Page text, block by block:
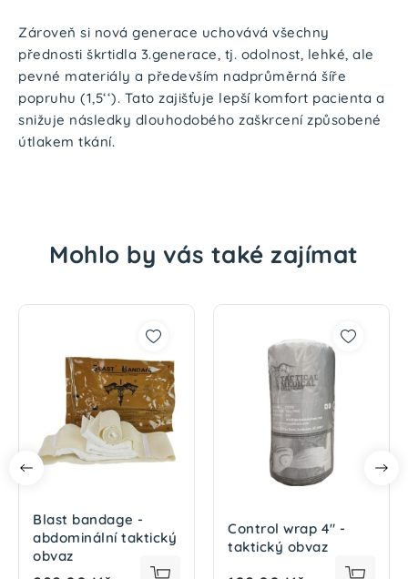
Zároveň si nová generace uchovává všechny
přednosti škrtidla 3.generace, tj. odolnost, lehké, ale
pevné materiály a především nadprůměrná šíře
popruhu (1,5‘‘). Tato zajišťuje lepší komfort pacienta a
snižuje následky dlouhodobého zaškrcení způsobené
útlakem tkání.
Mohlo by vás také zajímat
Blast bandage -
abdominální taktický
obvaz
Control wrap 4" -
taktický obvaz